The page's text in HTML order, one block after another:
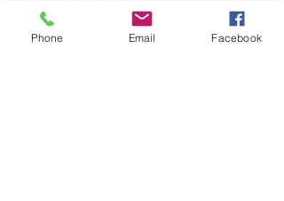
A vous de choissir votre
Phone Email Facebook